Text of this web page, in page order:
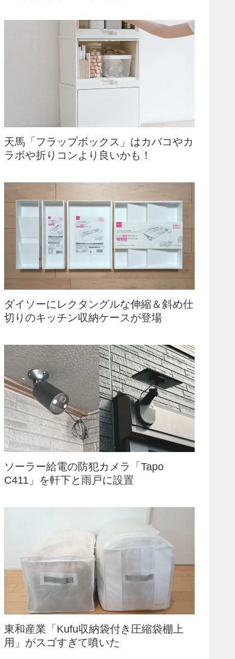
天馬「フラップボックス」はカバコやカ
ラボや折りコンより良いかも！
ダイソーにレクタングルな伸縮＆斜め仕
切りのキッチン収納ケースが登場
ソーラー給電の防犯カメラ「Tapo
C411」を軒下と雨戸に設置
東和産業「Kufu収納袋付き圧縮袋棚上
用」がスゴすぎて噴いた